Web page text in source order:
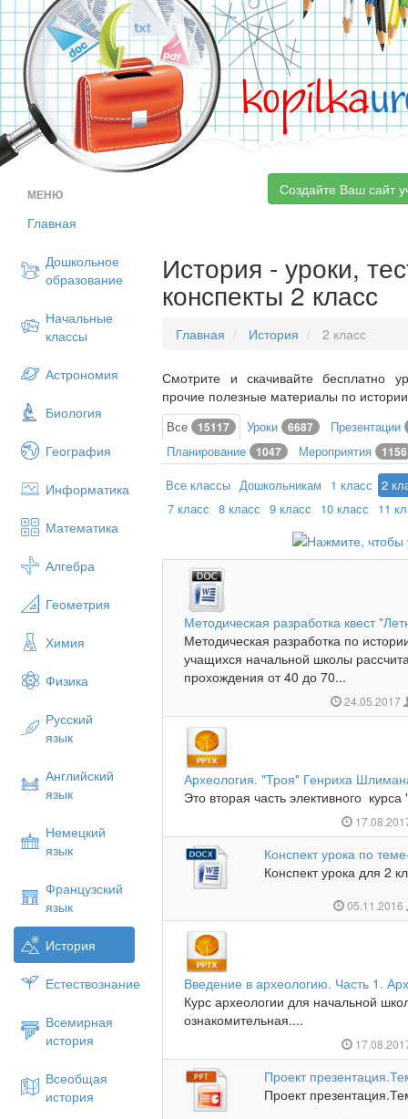
kopilka
МЕНЮ
Главная
Дошкольное
образование
Начальные
классы
Астрономия
Биология
География
Информатика
Математика
Алгебра
Геометрия
Химия
Физика
Русский
язык
Английский
язык
Немецкий
язык
Французский
язык
История
Естествознание
Всемирная
история
Всеобщая
история
Создайте Ваш сайт
История - уроки,
конспекты 2 класс
Главная История 2 класс
Смотрите и скачивайте бесплатно
прочие полезные материалы по
Все 15117 Уроки 6687
Презентации
Планирование 1047 Мероприятия 1156
Все классы Дошкольникам 1 класс 2
7 класс 8 класс 9 класс 10 класс 11
Методическая разработка квест
Методическая разработка по
учащихся начальной школы
прохождения от 40 до 70...
24.05.2017
Археология. "Троя" Генриха
Это вторая часть элективного
Конспект урока по
Конспект урока для 2
05.11.2016
Введение в археологию. Часть 1.
Курс археологии для начальной
ознакомительная....
Проект
Проект